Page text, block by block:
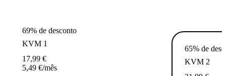
69% de desconto
KVM 1
17,99 €
5,49 €/mês
65% de
KVM 2